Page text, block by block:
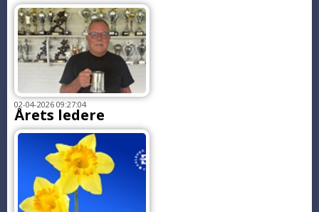
02-04-2026 09:27:04
Årets ledere